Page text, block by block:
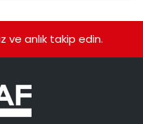
ve anlık takip edin.